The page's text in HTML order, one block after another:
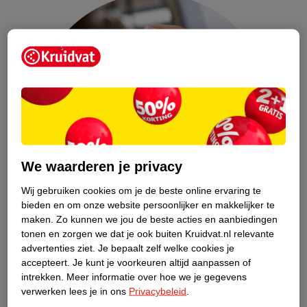
2. Maak een kauwende beweging
Het klinkt raar, maar het is echt zo. Een kauwende beweging
We waarderen je privacy
Wij gebruiken cookies om je de beste online ervaring te
bieden en om onze website persoonlijker en makkelijker te
maken. Zo kunnen we jou de beste acties en aanbiedingen
tonen en zorgen we dat je ook buiten Kruidvat.nl relevante
advertenties ziet. Je bepaalt zelf welke cookies je
accepteert. Je kunt je voorkeuren altijd aanpassen of
intrekken.
Meer informatie over hoe we je gegevens
verwerken lees je in ons Privacybeleid